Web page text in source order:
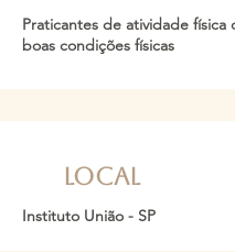
Praticantes de atividade física
boas condições físicas
LOCAL
Instituto União - SP